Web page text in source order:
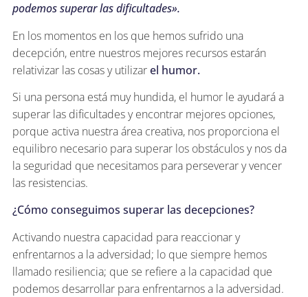
podemos superar las dificultades».
En los momentos en los que hemos sufrido una
decepción, entre nuestros mejores recursos estarán
relativizar las cosas y utilizarel humor.
Si una persona está muy hundida, el humor le ayudará a
superar las dificultades y encontrar mejores opciones,
porque activa nuestra área creativa, nos proporciona el
equilibro necesario para superar los obstáculos y nos da
la seguridad que necesitamos para perseverar y vencer
las resistencias.
¿Cómo conseguimos superar las decepciones?
Activando nuestra capacidad para reaccionar y
enfrentarnos a la adversidad; lo que siempre hemos
llamado resiliencia; que se refiere a la capacidad que
podemos desarrollar para enfrentarnos a la adversidad.